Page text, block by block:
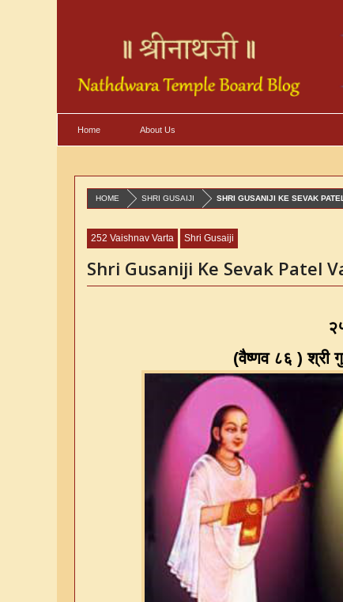
Home About Us
HOME SHRI GUSAIJI SHRI GUSANIJI KE SEVAK
252 Vaishnav Varta Shri Gusaiji
Shri Gusaniji Ke Sevak Patel
(वैष्णव ८६)श्री